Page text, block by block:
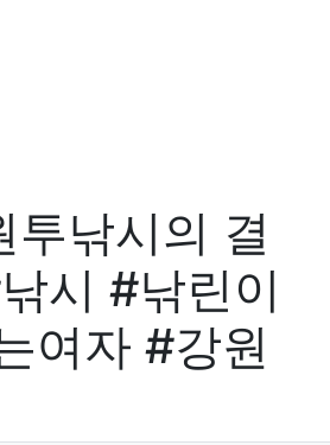
투낚시의 결
시 #낚린이
여자 #강원